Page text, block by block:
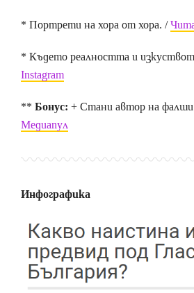
* Портрети на хора от хора. /
* Където реалността и
Instagram
** Бонус: + Стани автор на
Медиапул
Инфографика